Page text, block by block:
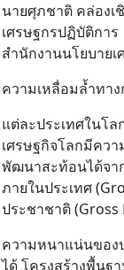
นายศุภชาติ คล่องเ
เศรษฐกรปฏิบัติการ
สำนักงานนโยบาย
ความเหลื่อมล้ำทา
แต่ละประเทศในโ
เศรษฐกิจโลกมีคว
พัฒนาสะท้อนได้จา
ภายในประเทศ
ประชาชาติ (Gross
ความหนาแน่นของ
ได้ โครงสร้างพื้นฐ